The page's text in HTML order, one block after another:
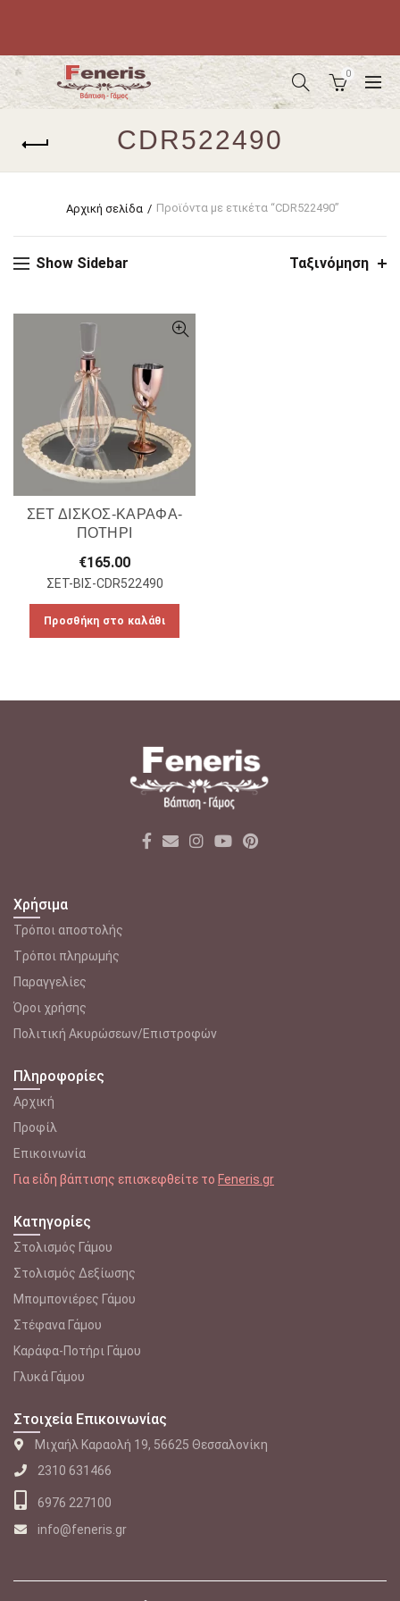
0
CDR522490
Αρχική σελίδα Προϊόντα με ετικέτα “CDR522490”
Show Sidebar Ταξινόμηση
ΣΕΤ ΔΙΣΚΟΣ-ΚΑΡΑΦΑ-
ΠΟΤΗΡΙ
€165.00
ΣΕΤ-ΒΙΣ-CDR522490
Προσθήκη στο καλάθι
Χρήσιμα
Τρόποι αποστολής
Tρόποι πληρωμής
Παραγγελίες
Όροι χρήσης
Πολιτική Ακυρώσεων/Επιστροφών
Πληροφορίες
Αρχική
Προφίλ
Επικοινωνία
Για είδη βάπτισης επισκεφθείτε το Feneris.gr
Κατηγορίες
Στολισμός Γάμου
Στολισμός Δεξίωσης
Μπομπονιέρες Γάμου
Στέφανα Γάμου
Καράφα-Ποτήρι Γάμου
Γλυκά Γάμου
Στοιχεία Επικοινωνίας
Μιχαήλ Καραολή 19, 56625 Θεσσαλονίκη
2310 631466
6976 227100
info@feneris.gr